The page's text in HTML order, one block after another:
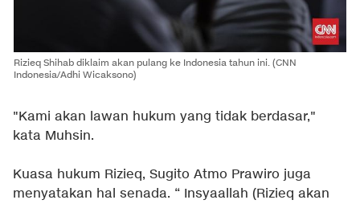
Rizieq Shihab diklaim akan pulang ke Indonesia tahun ini.(CNN
Indonesia/Adhi Wicaksono)
"Kami akan lawan hukum yang tidak berdasar,"
kata Muhsin.
Kuasa hukum Rizieq, Sugito Atmo Prawiro juga
menyatakan hal senada. “ Insyaallah (Rizieq akan